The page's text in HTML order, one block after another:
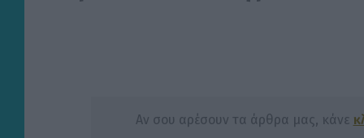
Αν σου αρέσουν τα άρθρα μας, κάνε